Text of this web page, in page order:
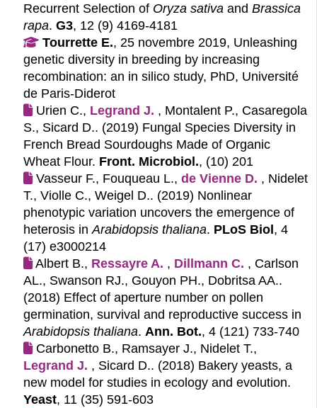
Recurrent Selection of Oryza sativa and Brassica
rapa. G3, 12 (9) 4169-4181
Tourrette E., 25 novembre 2019, Unleashing
genetic diversity in breeding by increasing
recombination: an in silico study, PhD, Université
de Paris-Diderot
Urien C., Legrand J. , Montalent P., Casaregola
S., Sicard D.. (2019) Fungal Species Diversity in
French Bread Sourdoughs Made of Organic
Wheat Flour. Front. Microbiol., (10) 201
Vasseur F., Fouqueau L., de Vienne D. , Nidelet
T., Violle C., Weigel D.. (2019) Nonlinear
phenotypic variation uncovers the emergence of
heterosis in Arabidopsis thaliana. PLoS Biol, 4
(17) e3000214
Albert B., Ressayre A. , Dillmann C. , Carlson
AL., Swanson RJ., Gouyon PH., Dobritsa AA..
(2018) Effect of aperture number on pollen
germination, survival and reproductive success in
Arabidopsis thaliana. Ann. Bot., 4 (121) 733-740
Carbonetto B., Ramsayer J., Nidelet T.,
Legrand J. , Sicard D.. (2018) Bakery yeasts, a
new model for studies in ecology and evolution.
Yeast, 11 (35) 591-603